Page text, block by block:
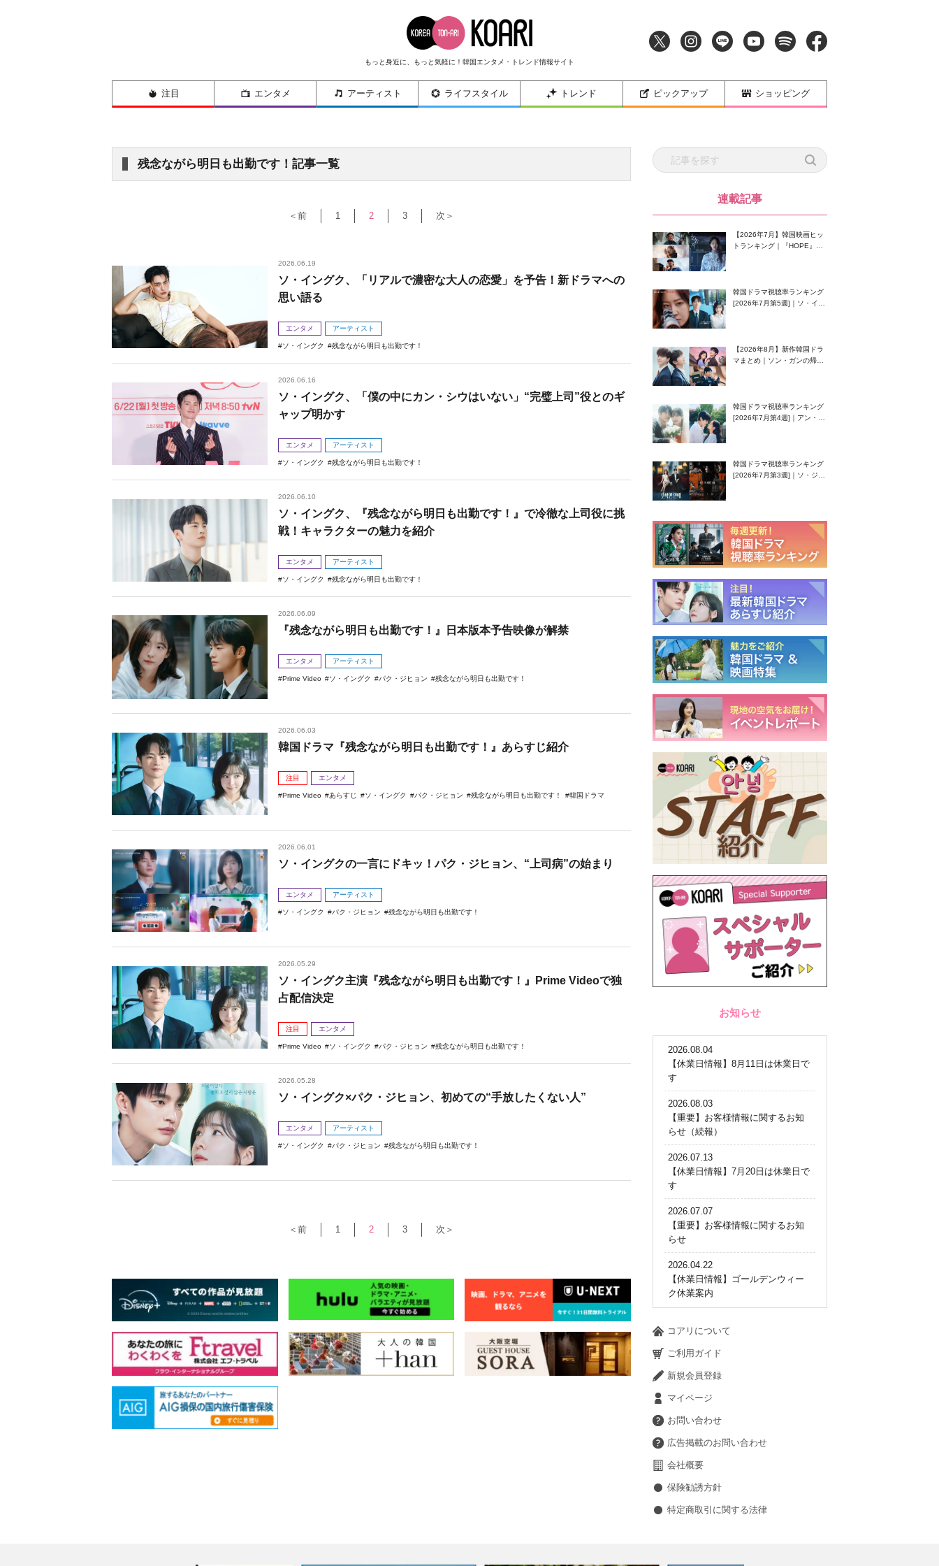
もっと身近に、もっと気軽に！韓国エンタメ・トレンド情報サイト
注目 エンタメ アーティスト ライフスタイル トレンド ピックアップ ショッピング
残念ながら明日も出勤です！記事一覧
＜前 1 2 3 次＞
2026.06.19
ソ・イングク、「リアルで濃密な大人の恋愛」を予告！新ドラマへの
思い語る
エンタメ アーティスト
ソ・イングク 残念ながら明日も出勤です！
2026.06.16
ソ・イングク、「僕の中にカン・シウはいない」“完璧上司”役とのギ
ャップ明かす
エンタメ アーティスト
ソ・イングク 残念ながら明日も出勤です！
2026.06.10
ソ・イングク、『残念ながら明日も出勤です！』で冷徹な上司役に挑
戦！キャラクターの魅力を紹介
エンタメ アーティスト
ソ・イングク 残念ながら明日も出勤です！
2026.06.09
『残念ながら明日も出勤です！』日本版本予告映像が解禁
エンタメ アーティスト
Prime Video ソ・イングク パク・ジヒョン 残念ながら明日も出勤です！
2026.06.03
韓国ドラマ『残念ながら明日も出勤です！』あらすじ紹介
注目 エンタメ
Prime Video あらすじ ソ・イングク パク・ジヒョン 残念ながら明日も出勤です！ 韓国ドラマ
2026.06.01
ソ・イングクの一言にドキッ！パク・ジヒョン、“上司病”の始まり
エンタメ アーティスト
ソ・イングク パク・ジヒョン 残念ながら明日も出勤です！
2026.05.29
ソ・イングク主演『残念ながら明日も出勤です！』Prime Videoで独
占配信決定
注目 エンタメ
Prime Video ソ・イングク パク・ジヒョン 残念ながら明日も出勤です！
2026.05.28
ソ・イングク×パク・ジヒョン、初めての“手放したくない人”
エンタメ アーティスト
ソ・イングク パク・ジヒョン 残念ながら明日も出勤です！
＜前 1 2 3 次＞
連載記事
【2026年7月】韓国映画ヒッ
トランキング｜『HOPE』が
韓国ドラマ視聴率ランキング
[2026年7月第5週]｜ソ・イン
【2026年8月】新作韓国ドラ
マまとめ｜ソン・ガンの帰
韓国ドラマ視聴率ランキング
[2026年7月第4週]｜アン・ヒ
韓国ドラマ視聴率ランキング
[2026年7月第3週]｜ソ・ジソ
お知らせ
2026.08.04
【休業日情報】8月11日は休業日で
す
2026.08.03
【重要】お客様情報に関するお知
らせ（続報）
2026.07.13
【休業日情報】7月20日は休業日で
す
2026.07.07
【重要】お客様情報に関するお知
らせ
2026.04.22
【休業日情報】ゴールデンウィー
ク休業案内
コアリについて
ご利用ガイド
新規会員登録
マイページ
お問い合わせ
広告掲載のお問い合わせ
会社概要
保険勧誘方針
特定商取引に関する法律